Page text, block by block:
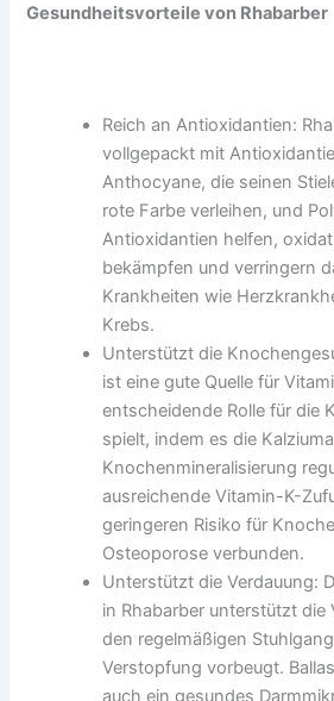
Gesundheitsvorteile von Rhabarber
Reich an Antioxidantien:
vollgepackt mit
Anthocyane, die seinen
rote Farbe verleihen, und
Antioxidantien helfen,
bekämpfen und verringern
Krankheiten wie
Krebs.
Unterstützt die
ist eine gute Quelle für
entscheidende Rolle für die
spielt, indem es die
Knochenmineralisierung
ausreichende Vitamin-K-
geringeren Risiko für
Osteoporose verbunden.
Unterstützt die Verdauung:
in Rhabarber unterstützt die
den regelmäßigen
Verstopfung vorbeugt.
auch ein gesundes